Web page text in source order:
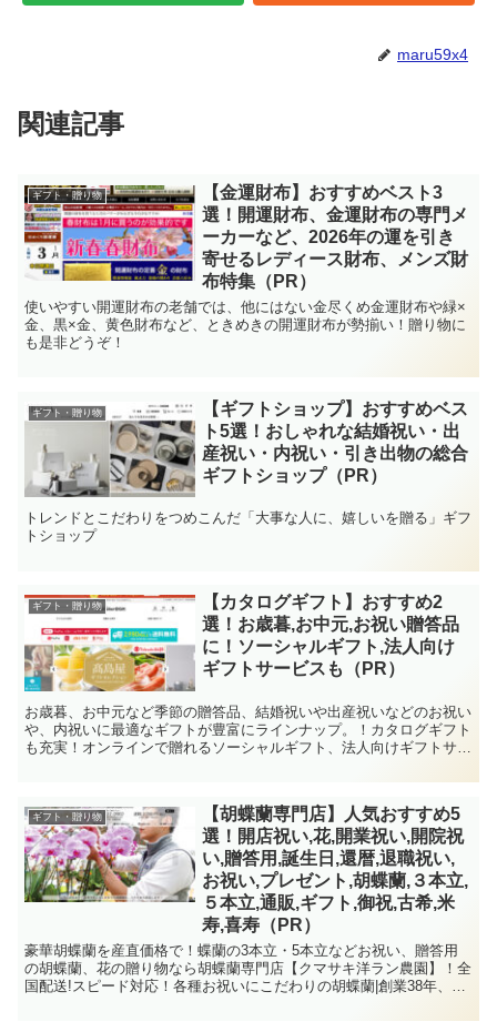
maru59x4
関連記事
ギフト・贈り物
【金運財布】おすすめベスト3
選！開運財布、金運財布の専門メ
ーカーなど、2026年の運を引き
寄せるレディース財布、メンズ財
布特集（PR）
使いやすい開運財布の老舗では、他にはない金尽くめ金運財布や緑×
金、黒×金、黄色財布など、ときめきの開運財布が勢揃い！贈り物に
も是非どうぞ！
ギフト・贈り物
【ギフトショップ】おすすめベス
ト5選！おしゃれな結婚祝い・出
産祝い・内祝い・引き出物の総合
ギフトショップ（PR）
トレンドとこだわりをつめこんだ「大事な人に、嬉しいを贈る」ギフ
トショップ
ギフト・贈り物
【カタログギフト】おすすめ2
選！お歳暮,お中元,お祝い贈答品
に！ソーシャルギフト,法人向け
ギフトサービスも（PR）
お歳暮、お中元など季節の贈答品、結婚祝いや出産祝いなどのお祝い
や、内祝いに最適なギフトが豊富にラインナップ。！カタログギフト
も充実！オンラインで贈れるソーシャルギフト、法人向けギフトサー
ギフト・贈り物
【胡蝶蘭専門店】人気おすすめ5
選！開店祝い,花,開業祝い,開院祝
い,贈答用,誕生日,還暦,退職祝い,
お祝い,プレゼント,胡蝶蘭,３本立,
５本立,通販,ギフト,御祝,古希,米
寿,喜寿（PR）
豪華胡蝶蘭を産直価格で！蝶蘭の3本立・5本立などお祝い、贈答用
の胡蝶蘭、花の贈り物なら胡蝶蘭専門店【クマサキ洋ラン農園】！全
国配送!スピード対応！各種お祝いにこだわりの胡蝶蘭|創業38年、金